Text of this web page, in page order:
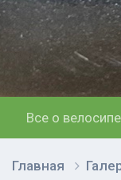
Все о
Главная